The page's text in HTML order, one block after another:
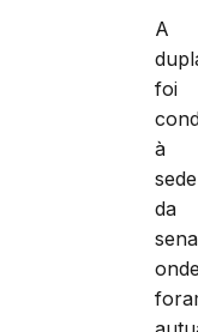
A
foi
à
sede
da